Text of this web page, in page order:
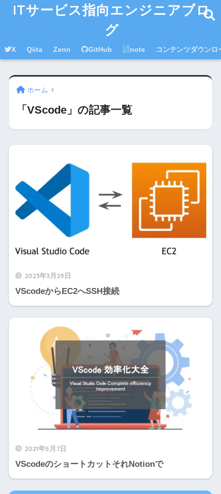
ITサービス指向エンジニアブロ
グ
X Qiita Zenn GitHub note コンテンツダウンロ
ホーム
「VScode」の記事一覧
2023年3月29日
VScodeからEC2へSSH接続
2021年5月7日
VScodeのショートカットそれNotionで